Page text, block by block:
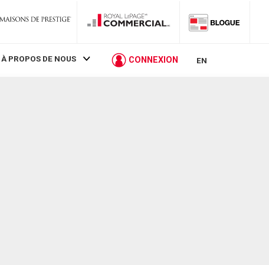
À PROPOS DE NOUS CONNEXION EN